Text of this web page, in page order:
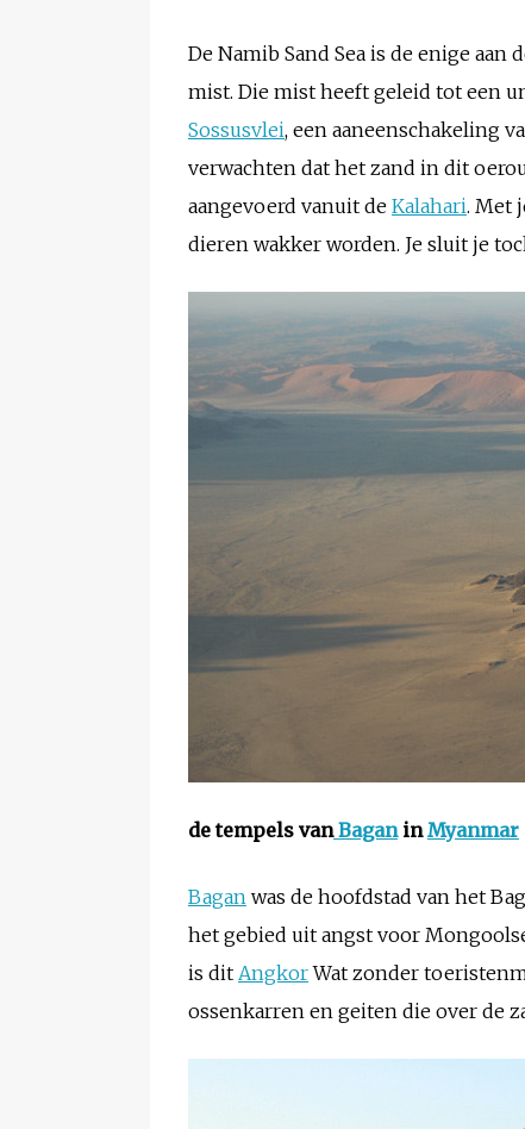
De Namib Sand Sea is de enige
mist. Die mist heeft geleid tot een
Sossusvlei, een aaneenschakeling
verwachten dat het zand in dit
aangevoerd vanuit de Kalahari. Met
dieren wakker worden. Je sluit je
de tempels vanBaganinMyanmar
Bagan was de hoofdstad van het
het gebied uit angst voor
is dit AngkorWat zonder
ossenkarren en geiten die over de